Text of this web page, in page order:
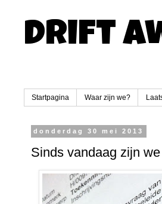
Drift
Startpagina Waar zijn we?
donderdag 30 mei 2013
Sinds vandaag zijn